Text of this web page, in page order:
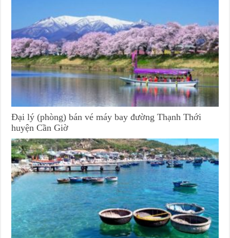
Đại lý (phòng) bán vé máy bay đường Thạnh Thới
huyện Cần Giờ